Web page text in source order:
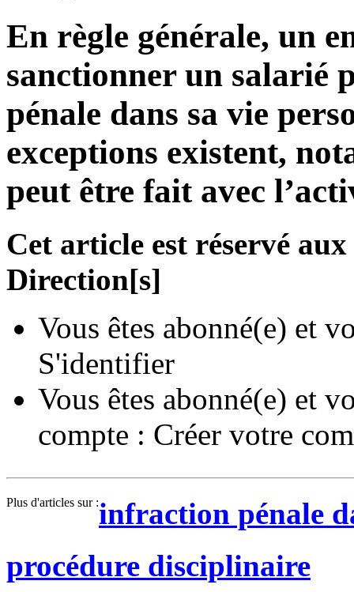
En règle générale, un
sanctionner un salarié
pénale dans sa vie
exceptions existent,
peut être fait avec
Cet article est réservé
Direction[s]
Vous êtes abonné(e) et
S'identifier
Vous êtes abonné(e) et
compte : Créer votre
Plus d'articles sur :infraction pénale
procédure disciplinaire